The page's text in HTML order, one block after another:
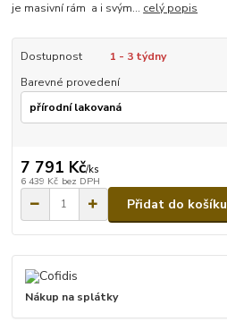
je masivní rám a i svým... celý popis
Dostupnost
1 - 3 týdny
Barevné provedení
7 791 Kč/ks
6 439 Kč bez DPH
Přidat do košíku
Nákup na splátky